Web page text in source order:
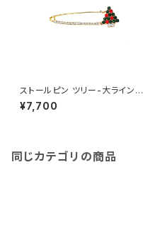
ストールピン ツリー-大ラインあ
り
¥7,700
同じカテゴリの商品